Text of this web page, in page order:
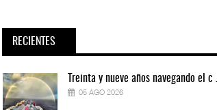
RECIENTES
Treinta y nueve años navegando el c ...
05 AGO 2026